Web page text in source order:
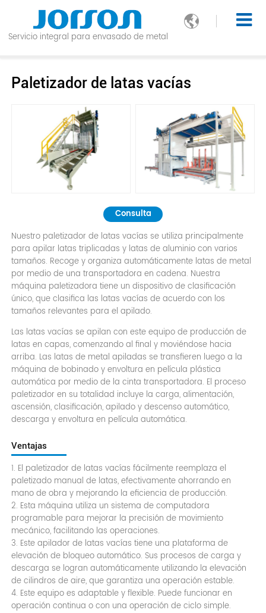

Servicio integral para envasado de metal
Paletizador de latas vacías
Consulta
Nuestro paletizador de latas vacías se utiliza principalmente
para apilar latas triplicadas y latas de aluminio con varios
tamaños. Recoge y organiza automáticamente latas de metal
por medio de una transportadora en cadena. Nuestra
máquina paletizadora tiene un dispositivo de clasificación
único, que clasifica las latas vacías de acuerdo con los
tamaños relevantes para el apilado.
Las latas vacías se apilan con este equipo de producción de
latas en capas, comenzando al final y moviéndose hacia
arriba. Las latas de metal apiladas se transfieren luego a la
máquina de bobinado y envoltura en película plástica
automática por medio de la cinta transportadora. El proceso
paletizador en su totalidad incluye la carga, alimentación,
ascensión, clasificación, apilado y descenso automático,
descarga y envoltura en película automática.
Ventajas
1. El paletizador de latas vacías fácilmente reemplaza el
paletizado manual de latas, efectivamente ahorrando en
mano de obra y mejorando la eficiencia de producción.
2. Esta máquina utiliza un sistema de computadora
programable para mejorar la precisión de movimiento
mecánico, facilitando las operaciones.
3. Este apilador de latas vacías tiene una plataforma de
elevación de bloqueo automático. Sus procesos de carga y
descarga se logran automáticamente utilizando la elevación
de cilindros de aire, que garantiza una operación estable.
4. Este equipo es adaptable y flexible. Puede funcionar en
operación continua o con una operación de ciclo simple.